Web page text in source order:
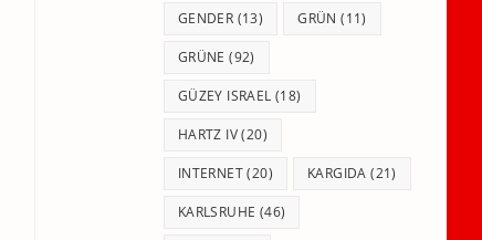
GENDER (13) GRÜN (11)
GRÜNE (92)
GÜZEY ISRAEL (18)
HARTZ IV(20)
INTERNET(20) KARGIDA (21)
KARLSRUHE (46)